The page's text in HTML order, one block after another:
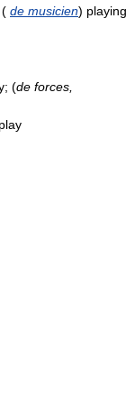
de musicien) playing
(de forces,